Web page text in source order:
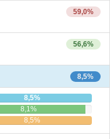
59,0%
56,6%
8,5%
8,5%
8,1%
8,5%